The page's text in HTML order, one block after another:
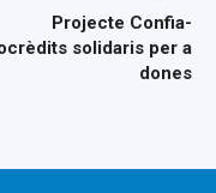
Projecte Confia-
solidaris per a
dones